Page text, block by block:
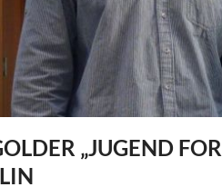
Bereich
OER
„JUGEND